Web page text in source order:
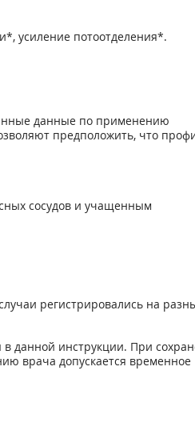
усиление потоотделения*.
данные по применению
предположить, что
сосудов и учащенным
регистрировались на
данной инструкции. При
врача допускается временное